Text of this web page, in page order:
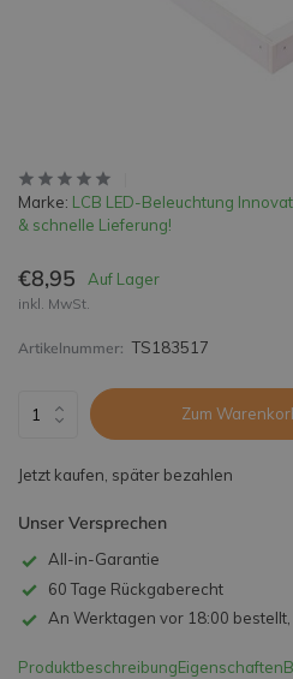
Marke: LCB LED-Beleuchtung
& schnelle Lieferung!
€8,95 Auf Lager
inkl. MwSt.
Artikelnummer: TS183517
Zum
Jetzt kaufen, später bezahlen
Unser Versprechen
All-in-Garantie
60 Tage Rückgaberecht
An Werktagen vor 18:00
ProduktbeschreibungEigenschaften